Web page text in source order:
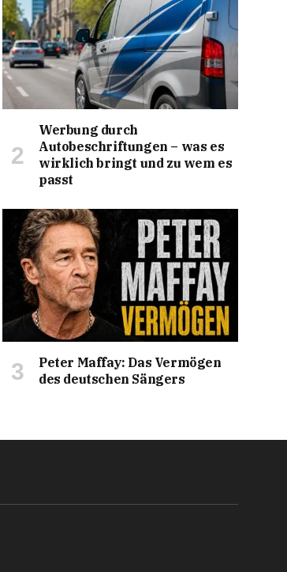
Werbung durch
Autobeschriftungen – was es
wirklich bringt und zu wem es
passt
Peter Maffay: Das Vermögen
des deutschen Sängers